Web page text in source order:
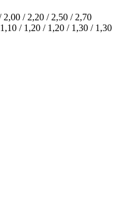
/ 2,20 / 2,50 / 2,70
/ 1,20 / 1,20 / 1,30 / 1,30